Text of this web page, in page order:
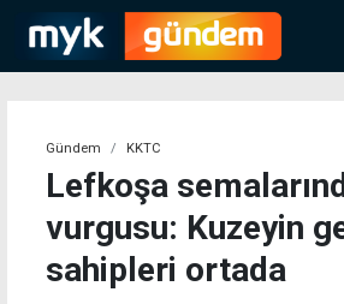
Gündem KKTC
Lefkoşa
vurgusu: Kuzeyin
sahipleri ortada